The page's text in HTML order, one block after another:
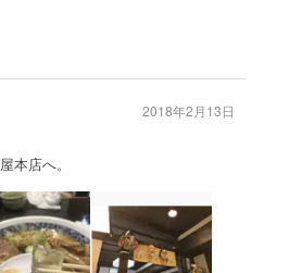
本店へ。
2018年2月13日